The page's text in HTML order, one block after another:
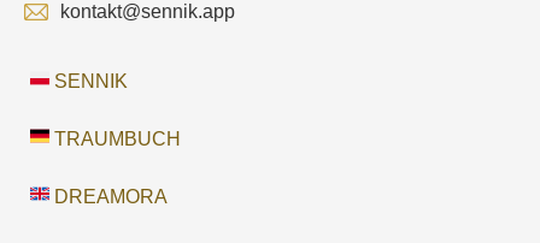
kontakt@sennik.app
SENNIK
TRAUMBUCH
DREAMORA